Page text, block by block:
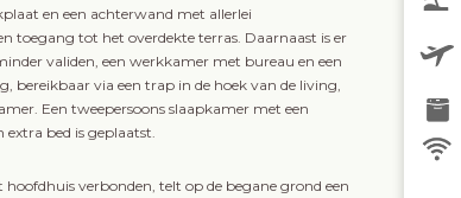
en een achterwand met allerlei
toegang tot het overdekte terras. Daarnaast is er
validen, een werkkamer met bureau en een
bereikbaar via een trap in de hoek van de living,
Een tweepersoons slaapkamer met een
extra bed is geplaatst.
verbonden, telt op de begane grond een